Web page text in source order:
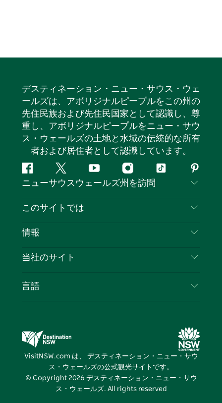
デスティネーション・ニュー・サウス・ウェ
ールズは、アボリジナルピープルをこの州の
先住民族および先住民国家として認識し、尊
重し、アボリジナルピープルをニュー・サウ
ス・ウェールズの土地と水域の伝統的な所有
者および居住者として認識しています。
フ
ェ
ス
ッ
ツ
イ
タ
ユ
ー
イ
ン
テ
ピ
ン
レ
ト
ニューサウスウェールズ州を訪問
お問い合わせ
クッキーに関する通知
このサイトでは
目的地
イベント
情報
旅行情報
NSWでのビジネス
当社のサイト
デスティネーション・ニュー・サウス・ウェール
ズメディアセンター
ビビッド・シドニー
言語
VisitNSW.com は、 デスティネーション・ニュー・サウ
ス・ウェールズの公式観光サイトです。
© Copyright 2026 デスティネーション・ニュー・サウ
ス・ウェールズ. All rights reserved